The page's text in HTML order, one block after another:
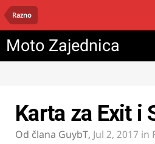
Razno
Moto Zajednica
Karta za Exit i
Od člana GuybT, Jul 2, 2017 in